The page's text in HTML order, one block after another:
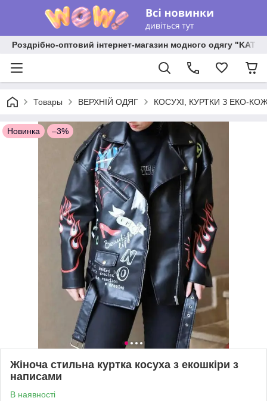
Роздрібно-оптовий інтернет-магазин модного одягу
Товары ВЕРХНІЙ ОДЯГ КОСУХІ, КУРТКИ З ЕКО-
Новинка –3%
Жіноча стильна куртка косуха з екошкіри з
написами
В наявності